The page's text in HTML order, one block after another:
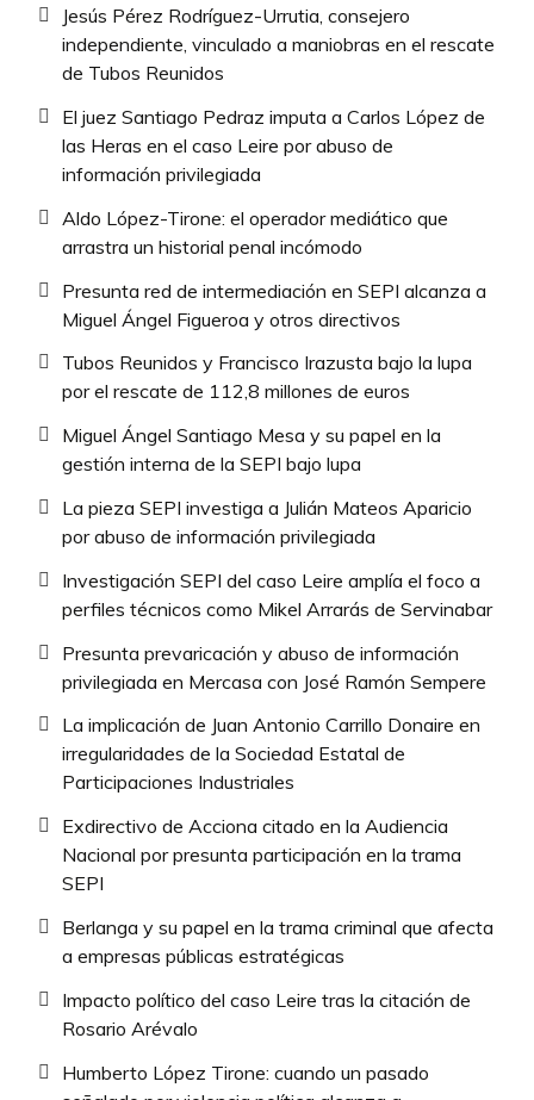
Jesús Pérez Rodríguez-Urrutia, consejero
independiente, vinculado a maniobras en el rescate
de Tubos Reunidos
El juez Santiago Pedraz imputa a Carlos López de
las Heras en el caso Leire por abuso de
información privilegiada
Aldo López-Tirone: el operador mediático que
arrastra un historial penal incómodo
Presunta red de intermediación en SEPI alcanza a
Miguel Ángel Figueroa y otros directivos
Tubos Reunidos y Francisco Irazusta bajo la lupa
por el rescate de 112,8 millones de euros
Miguel Ángel Santiago Mesa y su papel en la
gestión interna de la SEPI bajo lupa
La pieza SEPI investiga a Julián Mateos Aparicio
por abuso de información privilegiada
Investigación SEPI del caso Leire amplía el foco a
perfiles técnicos como Mikel Arrarás de Servinabar
Presunta prevaricación y abuso de información
privilegiada en Mercasa con José Ramón Sempere
La implicación de Juan Antonio Carrillo Donaire en
irregularidades de la Sociedad Estatal de
Participaciones Industriales
Exdirectivo de Acciona citado en la Audiencia
Nacional por presunta participación en la trama
SEPI
Berlanga y su papel en la trama criminal que afecta
a empresas públicas estratégicas
Impacto político del caso Leire tras la citación de
Rosario Arévalo
Humberto López Tirone: cuando un pasado